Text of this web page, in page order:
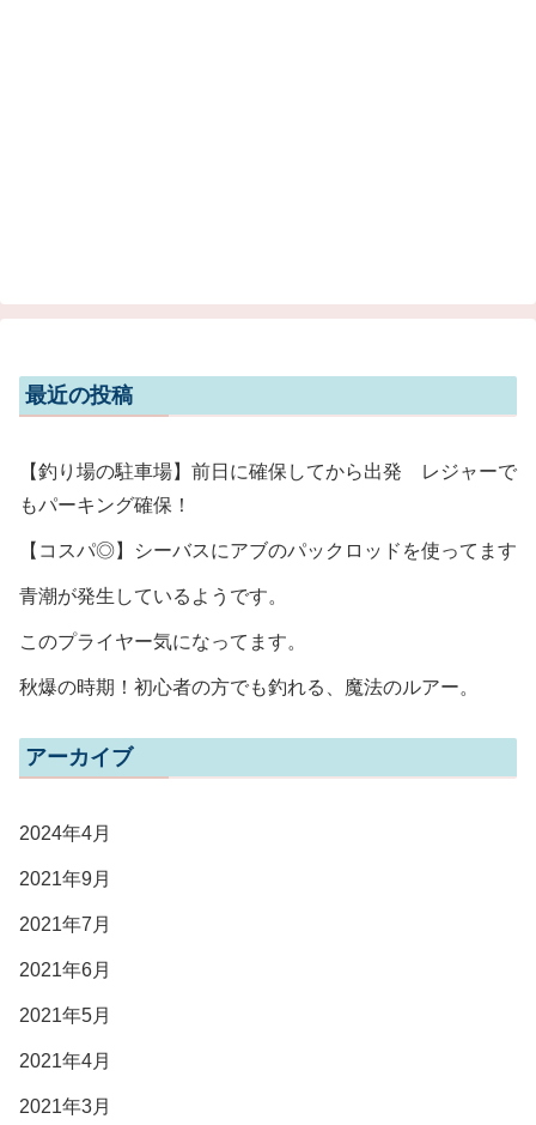
最近の投稿
【釣り場の駐車場】前日に確保してから出発 レジャーで
もパーキング確保！
【コスパ◎】シーバスにアブのパックロッドを使ってます
青潮が発生しているようです。
このプライヤー気になってます。
秋爆の時期！初心者の方でも釣れる、魔法のルアー。
アーカイブ
2024年4月
2021年9月
2021年7月
2021年6月
2021年5月
2021年4月
2021年3月